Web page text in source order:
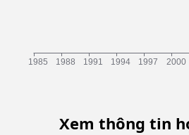
Xem thông tin